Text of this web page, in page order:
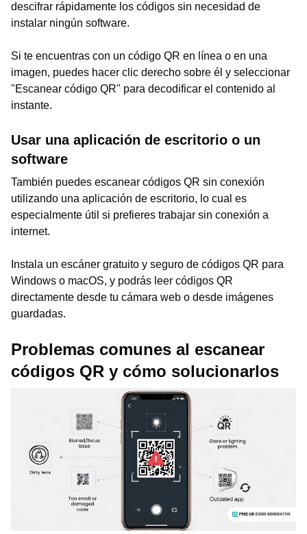
descifrar rápidamente los códigos sin necesidad de
instalar ningún software.
Si te encuentras con un código QR en línea o en una
imagen, puedes hacer clic derecho sobre él y seleccionar
"Escanear código QR" para decodificar el contenido al
instante.
Usar una aplicación de escritorio o un
software
También puedes escanear códigos QR sin conexión
utilizando una aplicación de escritorio, lo cual es
especialmente útil si prefieres trabajar sin conexión a
internet.
Instala un escáner gratuito y seguro de códigos QR para
Windows o macOS, y podrás leer códigos QR
directamente desde tu cámara web o desde imágenes
guardadas.
Problemas comunes al escanear
códigos QR y cómo solucionarlos